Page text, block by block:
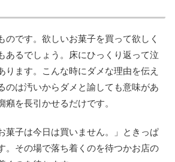
のです。欲しいお菓子を買って欲しく
あるでしょう。床にひっくり返って泣
ります。こんな時にダメな理由を伝え
のは汚いからダメと諭しても意味があ
癪を長引かせるだけです。
菓子は今日は買いません。」ときっぱ
。その場で落ち着くのを待つかお店の